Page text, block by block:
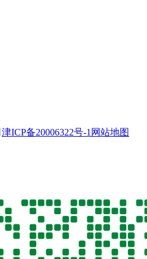
津ICP备20006322号-1 网站地图